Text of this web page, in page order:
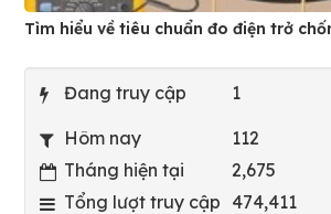
Tìm hiểu về tiêu chuẩn đo điện trở
Đang truy cập 1
Hôm nay
112
Tháng hiện tại
2,675
Tổng lượt truy cập 474,411